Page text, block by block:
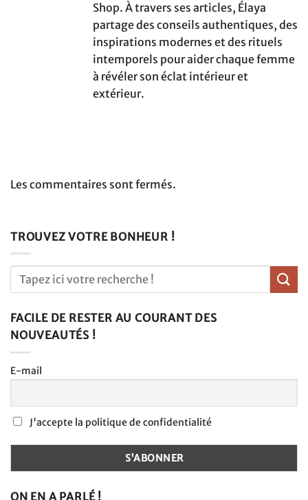
Shop. À travers ses articles, Élaya
partage des conseils authentiques, des
inspirations modernes et des rituels
intemporels pour aider chaque femme
à révéler son éclat intérieur et
extérieur.
Les commentaires sont fermés.
TROUVEZ VOTRE BONHEUR !
FACILE DE RESTER AU COURANT DES
NOUVEAUTÉS !
E-mail
J'accepte la politique de confidentialité
ON EN A PARLÉ !